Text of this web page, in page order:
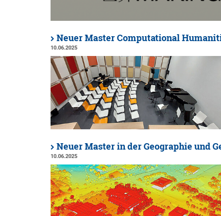
Neuer Master Computational
10.06.2025
Neuer Master in der Geographie und
10.06.2025